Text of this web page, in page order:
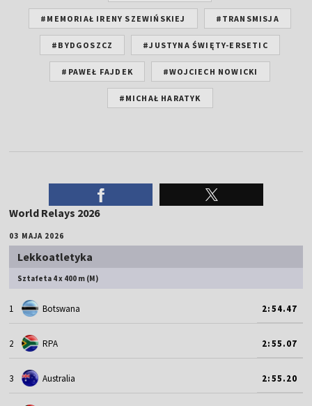
#MEMORIAŁ IRENY SZEWIŃSKIEJ #TRANSMISJA
#BYDGOSZCZ #JUSTYNA ŚWIĘTY-ERSETIC
#PAWEŁ FAJDEK #WOJCIECH NOWICKI
#MICHAŁ HARATYK
World Relays 2026
03 MAJA 2026
Lekkoatletyka
Sztafeta 4 x 400 m (M)
1 Botswana 2:54.47
2 RPA 2:55.07
3 Australia 2:55.20